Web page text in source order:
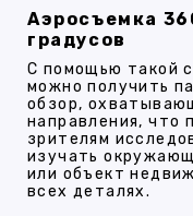
Аэросъемка
градусов
С помощью такой
можно получить
обзор,
направления, что
зрителям
изучать
или объект
всех деталях.